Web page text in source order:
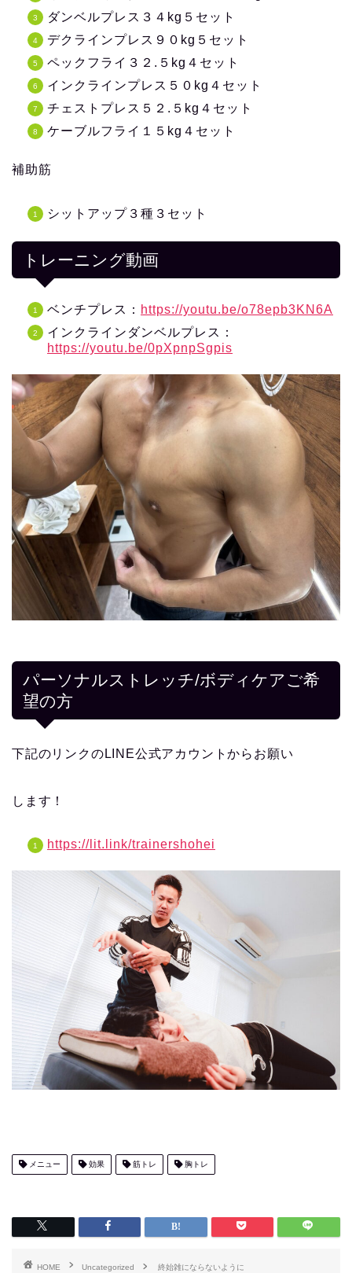
ダンベルプレス３４kg５セット
デクラインプレス９０kg５セット
ペックフライ３２.５kg４セット
インクラインプレス５０kg４セット
チェストプレス５２.５kg４セット
ケーブルフライ１５kg４セット
補助筋
シットアップ３種３セット
トレーニング動画
ベンチプレス： https://youtu.be/o78epb3KN6A
インクラインダンベルプレス：
https://youtu.be/0pXpnpSgpis
パーソナルストレッチ/ボディケアご希
望の方
下記のリンクのLINE公式アカウントからお願い
します！
https://lit.link/trainershohei
メニュー 効果 筋トレ 胸トレ
HOME Uncategorized 終始雑にならないように